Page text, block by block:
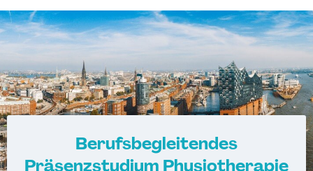
Berufsbegleitendes
Präsenzstudium Physiotherapie